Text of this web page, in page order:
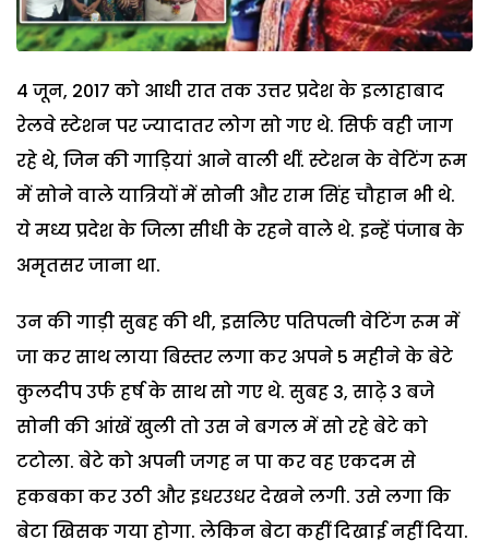
4 जून, 2017 को आधी रात तक उत्तर प्रदेश के इलाहाबाद
रेलवे स्टेशन पर ज्यादातर लोग सो गए थे. सिर्फ वही जाग
रहे थे, जिन की गाड़ियां आने वाली थीं. स्टेशन के वेटिंग रूम
में सोने वाले यात्रियों में सोनी और राम सिंह चौहान भी थे.
ये मध्य प्रदेश के जिला सीधी के रहने वाले थे. इन्हें पंजाब के
अमृतसर जाना था.
उन की गाड़ी सुबह की थी, इसलिए पतिपत्नी वेटिंग रूम में
जा कर साथ लाया बिस्तर लगा कर अपने 5 महीने के बेटे
कुलदीप उर्फ हर्ष के साथ सो गए थे. सुबह 3, साढ़े 3 बजे
सोनी की आंखें खुली तो उस ने बगल में सो रहे बेटे को
टटोला. बेटे को अपनी जगह न पा कर वह एकदम से
हकबका कर उठी और इधरउधर देखने लगी. उसे लगा कि
बेटा खिसक गया होगा. लेकिन बेटा कहीं दिखाई नहीं दिया.